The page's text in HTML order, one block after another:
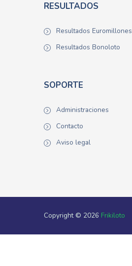
RESULTADOS
Resultados Euromillones
Resultados Bonoloto
SOPORTE
Administraciones
Contacto
Aviso legal
Copyright © 2026 Frikiloto